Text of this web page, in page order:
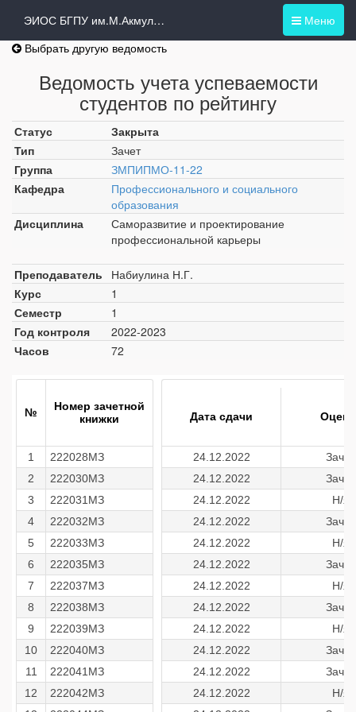
Меню
ЭИОС БГПУ им.М.Акмуллы
Выбрать другую ведомость
Ведомость учета успеваемости
студентов по рейтингу
Статус
Закрыта
Тип
Зачет
Группа
ЗМПИПМО-11-22
Кафедра
Профессионального и социального
образования
Дисциплина
Саморазвитие и проектирование
профессиональной карьеры
Преподаватель
Набиулина Н.Г.
Курс
1
Семестр
1
Год контроля
2022-2023
Часов
72
№
Номер зачетной
книжки
1
222028МЗ
2
222030МЗ
3
222031МЗ
4
222032МЗ
5
222033МЗ
6
222035МЗ
7
222037МЗ
8
222038МЗ
9
222039МЗ
10
222040МЗ
11
222041МЗ
12
222042МЗ
Дата сдачи
24.12.2022
Зачет
24.12.2022
Зачет
24.12.2022
Н/я
24.12.2022
Зачет
24.12.2022
Н/я
24.12.2022
Зачет
24.12.2022
Н/я
24.12.2022
Зачет
24.12.2022
Н/я
24.12.2022
Зачет
24.12.2022
Зачет
24.12.2022
Н/я